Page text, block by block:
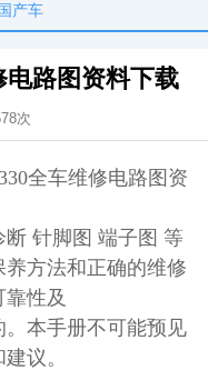
国产车
路图资料下载
次
全车维修电路图资
针脚图 端子图 等
方法和正确的维修
性及
本手册不可能预见
议。